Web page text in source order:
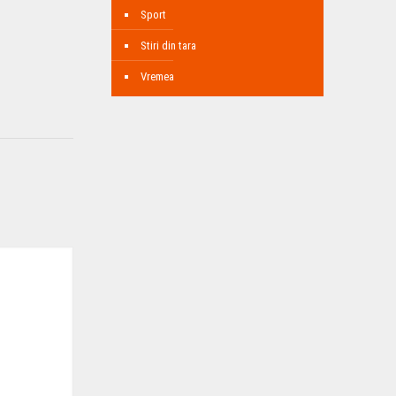
Sport
Stiri din tara
Vremea